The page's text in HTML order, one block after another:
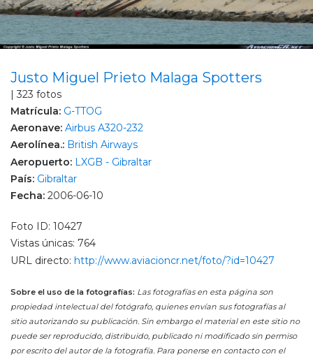
Justo Miguel Prieto Malaga Spotters
| 323 fotos
Matrícula: G-TTOG
Aeronave: Airbus A320-232
Aerolínea.: British Airways
Aeropuerto: LXGB - Gibraltar
País: Gibraltar
Fecha: 2006-06-10
Foto ID: 10427
Vistas únicas: 764
URL directo: http://www.aviacioncr.net/foto/?id=10427
Sobre el uso de la fotografías: Las fotografías en esta página son
propiedad intelectual del fotógrafo, quienes envían sus fotografías al
sitio autorizando su publicación. Sin embargo el material en este sitio no
puede ser reproducido, distribuido, publicado ni modificado sin permiso
por escrito del autor de la fotografía. Para ponerse en contacto con el